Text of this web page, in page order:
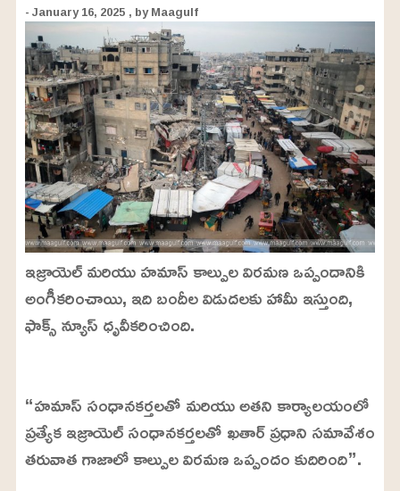
- January 16, 2025 , by Maagulf
ఇజ్రాయెల్ మరియు హమాస్ కాల్పుల విరమణ ఒప్పందానికి
అంగీకరించాయి, ఇది బందీల విడుదలకు హామీ ఇస్తుంది,
ఫాక్స్ న్యూస్ ధృవీకరించింది.
U
n
m
u
t
e
a
d
e
d
:
2
“హమాస్ సంధానకర్తలతో మరియు అతని కార్యాలయంలో
ప్రత్యేక ఇజ్రాయెల్ సంధానకర్తలతో ఖతార్ ప్రధాని సమావేశం
తరువాత గాజాలో కాల్పుల విరమణ ఒప్పందం కుదిరింది”.